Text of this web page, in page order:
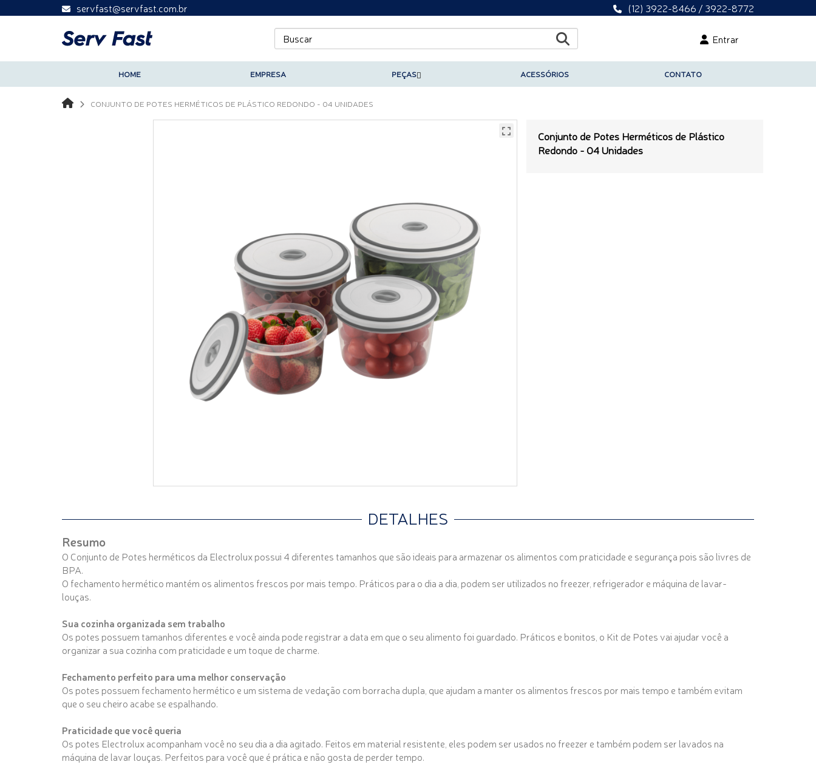
servfast@servfast.com.br (12) 3922-8466 / 3922-8772
Entrar
HOME EMPRESA PEÇAS ACESSÓRIOS CONTATO
CONJUNTO DE POTES HERMÉTICOS DE PLÁSTICO REDONDO - 04 UNIDADES
Conjunto de Potes Herméticos de Plástico
Redondo - 04 Unidades
DETALHES
Resumo
O Conjunto de Potes herméticos da Electrolux possui 4 diferentes tamanhos que são ideais para armazenar os alimentos com praticidade e segurança pois são livres de
BPA.
O fechamento hermético mantém os alimentos frescos por mais tempo. Práticos para o dia a dia, podem ser utilizados no freezer, refrigerador e máquina de lavar-
louças.
Sua cozinha organizada sem trabalho
Os potes possuem tamanhos diferentes e você ainda pode registrar a data em que o seu alimento foi guardado. Práticos e bonitos, o Kit de Potes vai ajudar você a
organizar a sua cozinha com praticidade e um toque de charme.
Fechamento perfeito para uma melhor conservação
Os potes possuem fechamento hermético e um sistema de vedação com borracha dupla, que ajudam a manter os alimentos frescos por mais tempo e também evitam
que o seu cheiro acabe se espalhando.
Praticidade que você queria
Os potes Electrolux acompanham você no seu dia a dia agitado. Feitos em material resistente, eles podem ser usados no freezer e também podem ser lavados na
máquina de lavar louças. Perfeitos para você que é prática e não gosta de perder tempo.